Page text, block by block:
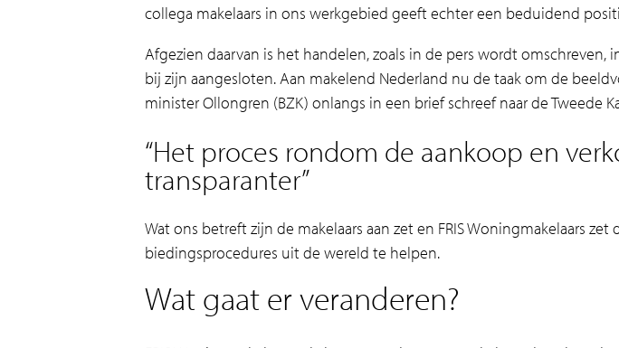
collega makelaars in ons werkgebied geeft echter een beduidend
Afgezien daarvan is het handelen, zoals in de pers wordt
bij zijn aangesloten. Aan makelend Nederland nu de taak om de
minister Ollongren (BZK) onlangs in een brief schreef naar de Tweede
“Het proces rondom de aankoop en
transparanter”
Wat ons betreft zijn de makelaars aan zet en FRIS Woningmakelaars
biedingsprocedures uit de wereld te helpen.
Wat gaat er veranderen?